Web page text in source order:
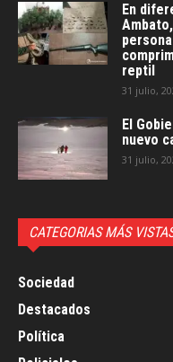
En
reptil
31 julio,
El
nuevo
31 julio,
CATEGORIAS MÁS
Sociedad
Destacados
Política